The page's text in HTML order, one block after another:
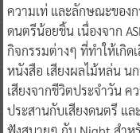
ความเท่ และลักษณะของก
ดนตรีน้อยชิ้น เนื่องจาก
กิจกรรมต่างๆ ที่ทำให้เกิด
หนังสือ เสียงผลไม้หล่น น
เสียงจากชีวิตประจำวัน
ประสานกับเสียงดนตรี แล